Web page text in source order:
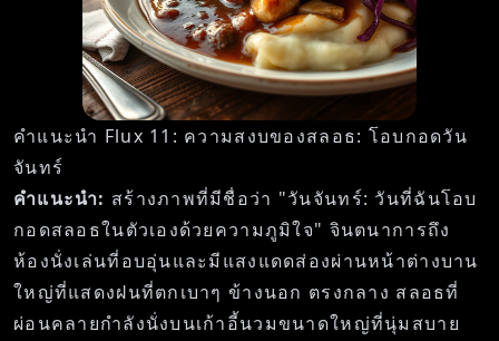
คำแนะนำ Flux 11: ความสงบของสลอธ: โอบกอดวัน
จันทร์
คำแนะนำ: สร้างภาพที่มีชื่อว่า "วันจันทร์: วันที่ฉันโอบ
กอดสลอธในตัวเองด้วยความภูมิใจ" จินตนาการถึง
ห้องนั่งเล่นที่อบอุ่นและมีแสงแดดส่องผ่านหน้าต่างบาน
ใหญ่ที่แสดงฝนที่ตกเบาๆ ข้างนอก ตรงกลาง สลอธที่
ผ่อนคลายกำลังนั่งบนเก้าอี้นวมขนาดใหญ่ที่นุ่มสบาย